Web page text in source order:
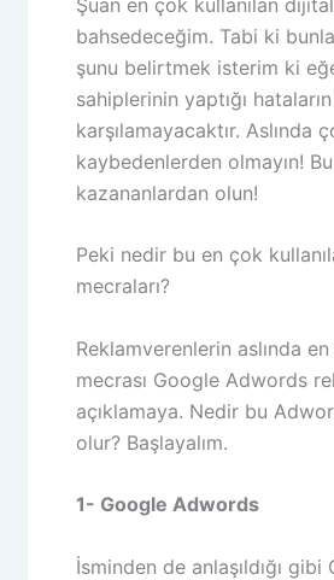
bahsedeceğim. Tabi ki
şunu belirtmek isterim ki
sahiplerinin yaptığı
karşılamayacaktır.
kaybedenlerden olmayın!
kazananlardan olun!
Peki nedir bu en çok
mecraları?
Reklamverenlerin aslında
mecrası Google Adwords
açıklamaya. Nedir bu
olur? Başlayalım.
1- Google Adwords
İsminden de anlaşıldığı